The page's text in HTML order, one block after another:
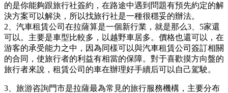
的是你能夠跟旅行社簽約，在路途中遇到問題有預先約定的解
決方案可以解決，所以找旅行社是一種很穩妥的辦法。
2、汽車租賃公司在拉薩算是一個新行業，就是那么3、5家還
可以。主要是車型比較多，以越野車居多。價格也還可以，在
游客的承受能力之中，因為同樣可以與汽車租賃公司簽訂相關
的合同，使旅行者的利益有相當的保障。對于喜歡摸方向盤的
旅行者來說，租賃公司的車在辦理好手續后可以自己駕駛。
3、旅游咨詢門市是拉薩最為常見的旅行服務機構，主要分布